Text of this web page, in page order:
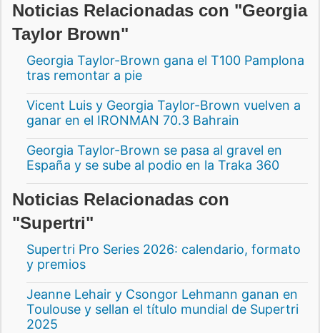
Noticias Relacionadas con "Georgia
Taylor Brown"
Georgia Taylor-Brown gana el T100 Pamplona
tras remontar a pie
Vicent Luis y Georgia Taylor-Brown vuelven a
ganar en el IRONMAN 70.3 Bahrain
Georgia Taylor-Brown se pasa al gravel en
España y se sube al podio en la Traka 360
Noticias Relacionadas con
"Supertri"
Supertri Pro Series 2026: calendario, formato
y premios
Jeanne Lehair y Csongor Lehmann ganan en
Toulouse y sellan el título mundial de Supertri
2025